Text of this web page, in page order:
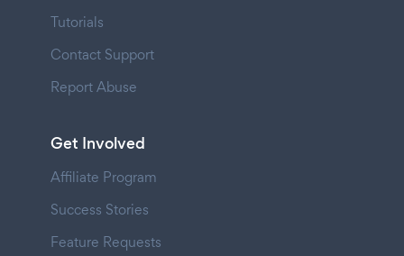
Tutorials
Contact Support
Report Abuse
Get Involved
Affiliate Program
Success Stories
Feature Requests